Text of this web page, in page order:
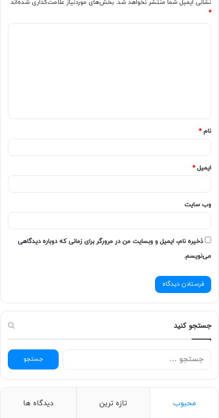
نشانی ایمیل شما منتشر نخواهد شد. بخش‌های موردنیاز علامت‌گذاری شده‌اند
*
نام*
ایمیل*
وب‌ سایت
ذخیره نام، ایمیل و وبسایت من در مرورگر برای زمانی که دوباره دیدگاهی
می‌نویسم.
جستجو کنید
ج
س
ج
محبوب تازه ترین دیدگاه ها